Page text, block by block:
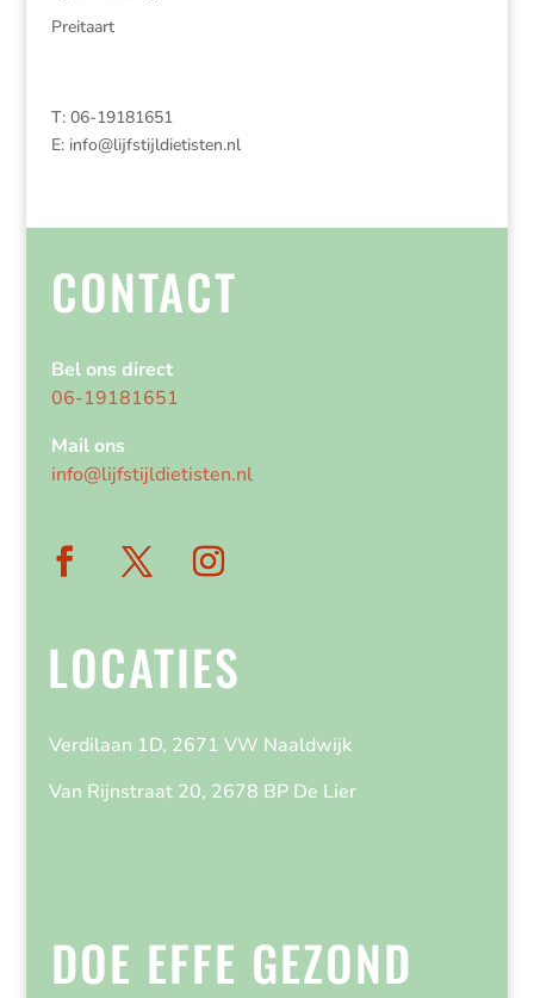
Preitaart
T: 06-19181651
E: info@lijfstijldietisten.nl
CONTACT
Bel ons direct
06-19181651
Mail ons
info@lijfstijldietisten.nl
LOCATIES
Verdilaan 1D, 2671 VW Naaldwijk
Van Rijnstraat 20, 2678 BP De Lier
DOE EFFE GEZOND